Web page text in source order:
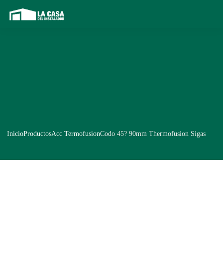
InicioProductosAcc TermofusionCodo 45? 90mm Thermofusion Sigas